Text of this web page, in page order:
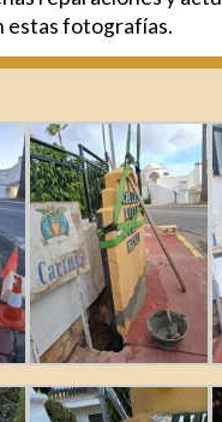
estas fotografías.